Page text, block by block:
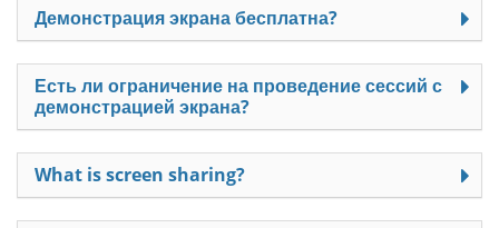
Демонстрация экрана бесплатна?
Есть ли ограничение на проведение сессий с
демонстрацией экрана?
What is screen sharing?